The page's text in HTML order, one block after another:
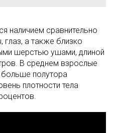
наличием сравнительно
а также близко
шерстью ушами, длиной
В среднем взрослые
полутора
плотности тела